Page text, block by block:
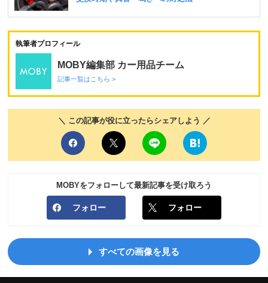
執筆者プロフィール
MOBY編集部 カー用品チーム
記事一覧はこちら >
＼ この記事が役に立ったらシェアしよう ／
MOBYをフォローして最新記事を受け取ろう
フォロー フォロー
すべての画像を見る